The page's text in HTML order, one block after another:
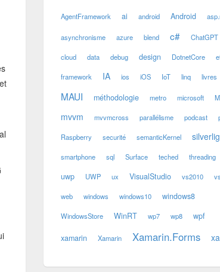
AgentFramework ai android Android
asynchronisme azure blend c# ChatGPT
cloud data debug design DotnetCore
framework IA ios iOS IoT linq livres
MAUI méthodologie metro microsoft
mvvm mvvmcross parallélisme podcast
Raspberry securité semanticKernel
smartphone sql Surface teched threading
uwp
UWP ux VisualStudio vs2010
web windows windows10 windows8
WindowsStore WinRT wp7 wp8 wpf
xamarin Xamarin Xamarin.Forms